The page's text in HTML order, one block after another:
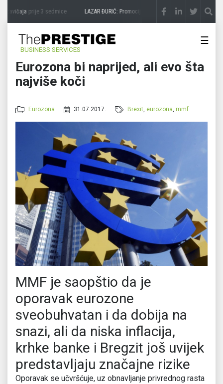
zavičajaprije 3 sedmice LAZAR ĐURIĆ: Promocija potencijal pretvara u destinaciju
BUSINESS SERVICES
☰
Eurozona bi naprijed, ali evo šta
najviše koči
Eurozona 31.07.2017. Brexit, eurozona,mmf
MMF je saopštio da je
oporavak eurozone
sveobuhvatan i da dobija na
snazi, ali da niska inflacija,
krhke banke i Bregzit još uvijek
predstavljaju značajne rizike
Oporavak se učvršćuje, uz obnavljanje privrednog rasta